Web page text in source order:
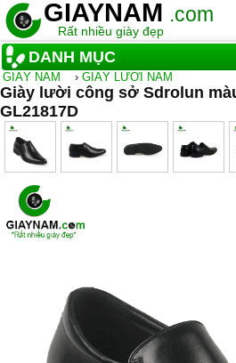
GIAYNAM .com
Rất nhiều giày đẹp
DANH MỤC
GIẦY NAM › GIÀY LƯỜI NAM
Giày lười công sở Sdrolun
GL21817D